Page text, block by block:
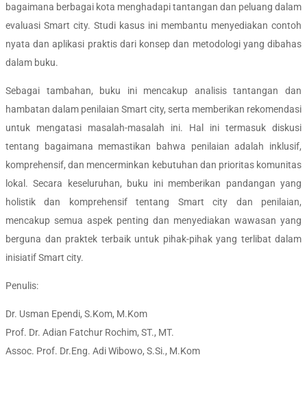
bagaimana berbagai kota menghadapi tantangan dan peluang dalam
evaluasi Smart city. Studi kasus ini membantu menyediakan contoh
nyata dan aplikasi praktis dari konsep dan metodologi yang dibahas
dalam buku.
Sebagai tambahan, buku ini mencakup analisis tantangan dan
hambatan dalam penilaian Smart city, serta memberikan rekomendasi
untuk mengatasi masalah-masalah ini. Hal ini termasuk diskusi
tentang bagaimana memastikan bahwa penilaian adalah inklusif,
komprehensif, dan mencerminkan kebutuhan dan prioritas komunitas
lokal. Secara keseluruhan, buku ini memberikan pandangan yang
holistik dan komprehensif tentang Smart city dan penilaian,
mencakup semua aspek penting dan menyediakan wawasan yang
berguna dan praktek terbaik untuk pihak-pihak yang terlibat dalam
inisiatif Smart city.
Penulis:
Dr. Usman Ependi, S.Kom, M.Kom
Prof. Dr. Adian Fatchur Rochim, ST., MT.
Assoc. Prof. Dr.Eng. Adi Wibowo, S.Si., M.Kom